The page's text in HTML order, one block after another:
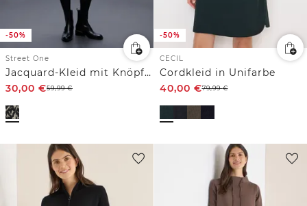
-50%
Street One
Jacquard-Kleid mit Knöpfen
30,00 €59,99€
-50%
CECIL
Cordkleid in Unifarbe
40,00 €79,99€